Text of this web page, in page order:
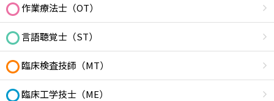
作業療法士（OT）
言語聴覚士（ST）
臨床検査技師（MT）
臨床工学技士（ME）